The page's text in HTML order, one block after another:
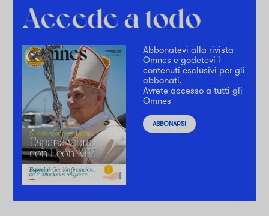
Abbonatevi alla rivista
Omnes e godetevi i
contenuti esclusivi per gli
abbonati.
Avrete accesso a tutti gli
Omnes
ABBONARSI